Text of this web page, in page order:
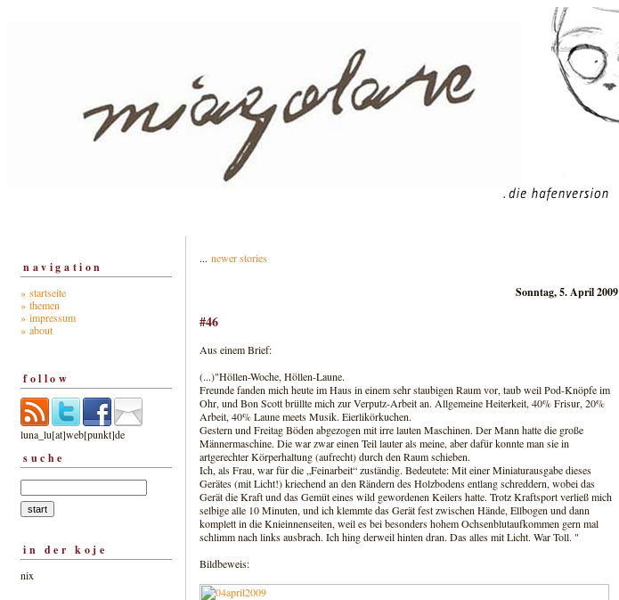
navigation
» startseite
» themen
» impressum
» about
follow
luna_lu[at]web[punkt]de
suche
in der koje
nix
... newer stories
Sonntag, 5. April 2009
#46
Aus einem Brief:
(...)"Höllen-Woche, Höllen-Laune.
Freunde fanden mich heute im Haus in einem sehr staubigen Raum vor, taub weil Pod-Knöpfe im
Ohr, und Bon Scott brüllte mich zur Verputz-Arbeit an. Allgemeine Heiterkeit, 40% Frisur, 20%
Arbeit, 40% Laune meets Musik. Eierlikörkuchen.
Gestern und Freitag Böden abgezogen mit irre lauten Maschinen. Der Mann hatte die große
Männermaschine. Die war zwar einen Teil lauter als meine, aber dafür konnte man sie in
artgerechter Körperhaltung (aufrecht) durch den Raum schieben.
Ich, als Frau, war für die „Feinarbeit“ zuständig. Bedeutete: Mit einer Miniaturausgabe dieses
Gerätes (mit Licht!) kriechend an den Rändern des Holzbodens entlang schreddern, wobei das
Gerät die Kraft und das Gemüt eines wild gewordenen Keilers hatte. Trotz Kraftsport verließ mich
selbige alle 10 Minuten, und ich klemmte das Gerät fest zwischen Hände, Ellbogen und dann
komplett in die Knieinnenseiten, weil es bei besonders hohem Ochsenblutaufkommen gern mal
schlimm nach links ausbrach. Ich hing derweil hinten dran. Das alles mit Licht. War Toll. "
Bildbeweis: